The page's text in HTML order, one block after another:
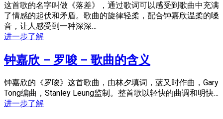
这首歌的名字叫做《落差》，通过歌词可以感受到歌曲中充满
了情感的起伏和矛盾。歌曲的旋律轻柔，配合钟嘉欣温柔的嗓
音，让人感受到一种深深…
进一步了解
钟嘉欣 – 罗唆 – 歌曲的含义
钟嘉欣的《罗唆》这首歌曲，由林夕填词，蓝又时作曲，Gary
Tong编曲，Stanley Leung监制。整首歌以轻快的曲调和明快…
进一步了解